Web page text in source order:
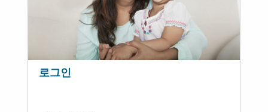
로그인